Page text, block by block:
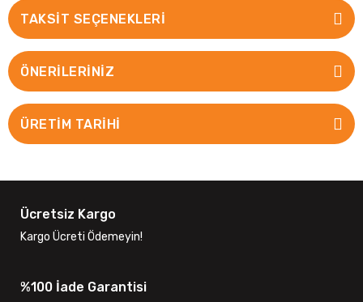
TAKSIT SEÇENEKLERI
ÖNERILERINIZ
ÜRETİM TARİHİ
Ücretsiz Kargo
Kargo Ücreti Ödemeyin!
%100 İade Garantisi